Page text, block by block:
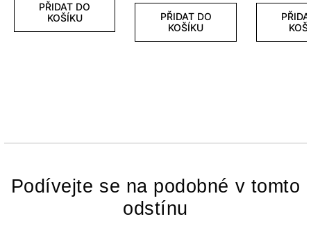
PŘIDAT DO
KOŠÍKU
PŘIDAT DO
KOŠÍKU
Podívejte se na podobné v tomto
odstínu